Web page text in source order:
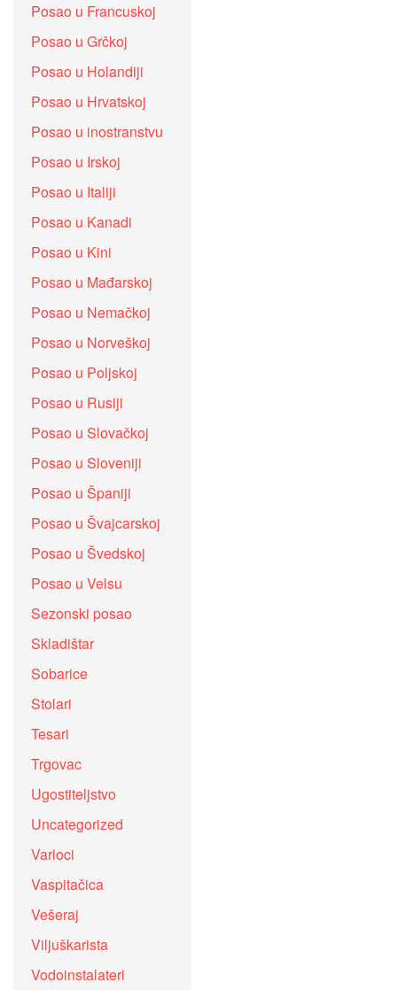
Posao u Francuskoj
Posao u Grčkoj
Posao u Holandiji
Posao u Hrvatskoj
Posao u inostranstvu
Posao u Irskoj
Posao u Italiji
Posao u Kanadi
Posao u Kini
Posao u Mađarskoj
Posao u Nemačkoj
Posao u Norveškoj
Posao u Poljskoj
Posao u Rusiji
Posao u Slovačkoj
Posao u Sloveniji
Posao u Španiji
Posao u Švajcarskoj
Posao u Švedskoj
Posao u Velsu
Sezonski posao
Skladištar
Sobarice
Stolari
Tesari
Trgovac
Ugostiteljstvo
Uncategorized
Varioci
Vaspitačica
Vešeraj
Viljuškarista
Vodoinstalateri